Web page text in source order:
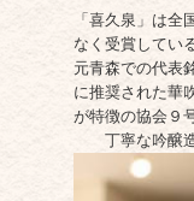
「喜久泉」は全
なく受賞してい
元青森での代表
に推奨された華
が特徴の協会９
丁寧な吟醸